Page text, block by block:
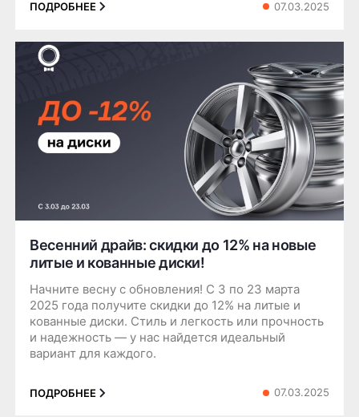
ПОДРОБНЕЕ 07.03.2025
Весенний драйв: скидки до 12% на новые
литые и кованные диски!
Начните весну с обновления! С 3 по 23 марта
2025 года получите скидки до 12% на литые и
кованные диски. Стиль и легкость или прочность
и надежность — у нас найдется идеальный
вариант для каждого.
ПОДРОБНЕЕ 07.03.2025